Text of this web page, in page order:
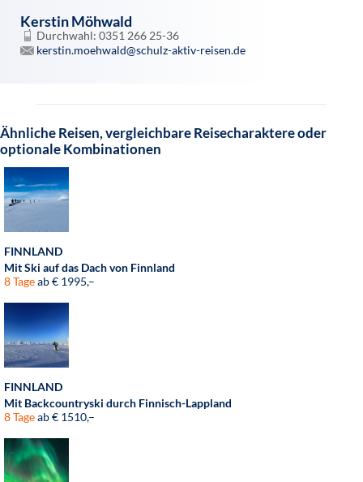
Kerstin Möhwald
Durchwahl: 0351 266 25-36
kerstin.moehwald@schulz-aktiv-reisen.de
Ähnliche Reisen, vergleichbare Reisecharaktere oder
optionale Kombinationen
FINNLAND
Mit Ski auf das Dach von Finnland
8 Tageab € 1995,–
FINNLAND
Mit Backcountryski durch Finnisch-Lappland
8 Tageab € 1510,–